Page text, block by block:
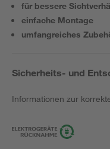
für bessere
einfache Montage
umfangreiches
Sicherheits- und
Informationen zur